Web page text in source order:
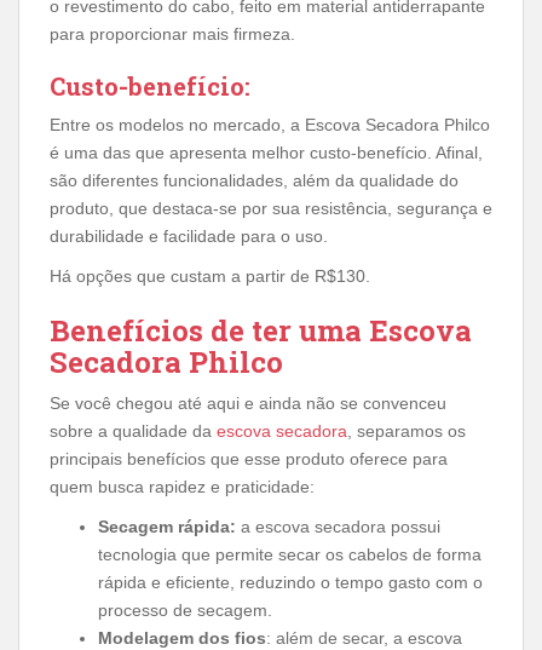
o revestimento do cabo, feito em material antiderrapante
para proporcionar mais firmeza.
Custo-benefício:
Entre os modelos no mercado, a Escova Secadora Philco
é uma das que apresenta melhor custo-benefício. Afinal,
são diferentes funcionalidades, além da qualidade do
produto, que destaca-se por sua resistência, segurança e
durabilidade e facilidade para o uso.
Há opções que custam a partir de R$130.
Benefícios de ter uma Escova
Secadora Philco
Se você chegou até aqui e ainda não se convenceu
sobre a qualidade da escova secadora, separamos os
principais benefícios que esse produto oferece para
quem busca rapidez e praticidade:
Secagem rápida: a escova secadora possui
tecnologia que permite secar os cabelos de forma
rápida e eficiente, reduzindo o tempo gasto com o
processo de secagem.
Modelagem dos fios: além de secar, a escova